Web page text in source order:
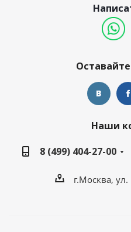
Наши
8 (499) 404-27-00
г.Москва,